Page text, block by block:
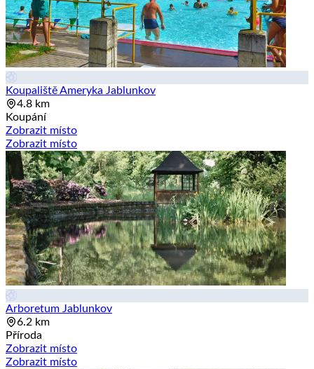
Koupaliště Ameryka Jablunkov
4.8 km
Koupání
Zobrazit místo
Zobrazit místo
Arboretum Jablunkov
6.2 km
Příroda
Zobrazit místo
Zobrazit místo